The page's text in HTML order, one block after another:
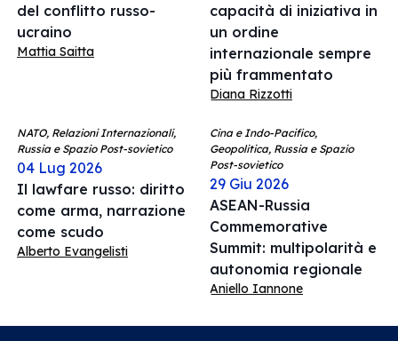
del conflitto russo-
ucraino
Mattia Saitta
capacità di iniziativa in
un ordine
internazionale sempre
più frammentato
Diana Rizzotti
NATO, Relazioni Internazionali,
Russia e Spazio Post-sovietico
04 Lug 2026
Il lawfare russo: diritto
come arma, narrazione
come scudo
Alberto Evangelisti
Cina e Indo-Pacifico,
Geopolitica, Russia e Spazio
Post-sovietico
29 Giu 2026
ASEAN-Russia
Commemorative
Summit: multipolarità e
autonomia regionale
Aniello Iannone